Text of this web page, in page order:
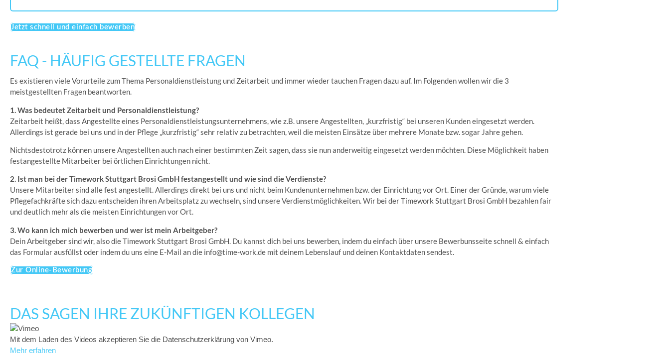
Jetzt schnell und einfach bewerben
FAQ - HÄUFIG GESTELLTE FRAGEN
Es existieren viele Vorurteile zum Thema Personaldienstleistung und Zeitarbeit und immer wieder tauchen Fragen dazu auf. Im Folgenden wollen wir die 3
meistgestellten Fragen beantworten.
1. Was bedeutet Zeitarbeit und Personaldienstleistung?
Zeitarbeit heißt, dass Angestellte eines Personaldienstleistungsunternehmens, wie z.B. unsere Angestellten, „kurzfristig“ bei unseren Kunden eingesetzt werden.
Allerdings ist gerade bei uns und in der Pflege „kurzfristig“ sehr relativ zu betrachten, weil die meisten Einsätze über mehrere Monate bzw. sogar Jahre gehen.
Nichtsdestotrotz können unsere Angestellten auch nach einer bestimmten Zeit sagen, dass sie nun anderweitig eingesetzt werden möchten. Diese Möglichkeit haben
festangestellte Mitarbeiter bei örtlichen Einrichtungen nicht.
2. Ist man bei der Timework Stuttgart Brosi GmbH festangestellt und wie sind die Verdienste?
Unsere Mitarbeiter sind alle fest angestellt. Allerdings direkt bei uns und nicht beim Kundenunternehmen bzw. der Einrichtung vor Ort. Einer der Gründe, warum viele
Pflegefachkräfte sich dazu entscheiden ihren Arbeitsplatz zu wechseln, sind unsere Verdienstmöglichkeiten. Wir bei der Timework Stuttgart Brosi GmbH bezahlen fair
und deutlich mehr als die meisten Einrichtungen vor Ort.
3. Wo kann ich mich bewerben und wer ist mein Arbeitgeber?
Dein Arbeitgeber sind wir, also die Timework Stuttgart Brosi GmbH. Du kannst dich bei uns bewerben, indem du einfach über unsere Bewerbunsseite schnell & einfach
das Formular ausfüllst oder indem du uns eine E-Mail an die info@time-work.de mit deinem Lebenslauf und deinen Kontaktdaten sendest.
Zur Online-Bewerbung
DAS SAGEN IHRE ZUKÜNFTIGEN KOLLEGEN
Mit dem Laden des Videos akzeptieren Sie die Datenschutzerklärung von Vimeo.
Mehr erfahren